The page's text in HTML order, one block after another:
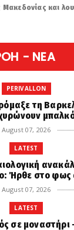
και
- NEA
PERIVALLON
τη
August 07, 2026
LATEST
Ήρθε στο φως
August 07, 2026
LATEST
σε μοναστήρι